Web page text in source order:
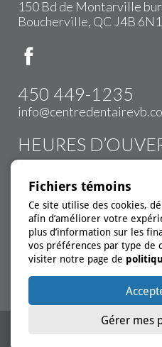
Fichiers témoins
Ce site utilise des cookies,
afin d’améliorer votre
plus d’information sur les
vos préférences par type de
visiter notre page de
Gérer mes
150 Bd de Montarville
Boucherville, QC J4B 6N1
450 449-1235
HEURES
Lundi: 9h00 à 16h00
Mardi:9h00 à 20h00
Mercredi:9h00 à 20h00
Jeudi:9h00 à 20h00
Vendredi:9h00 à 16h00
*Urgence disponible
Solution ServDentist Web™ par